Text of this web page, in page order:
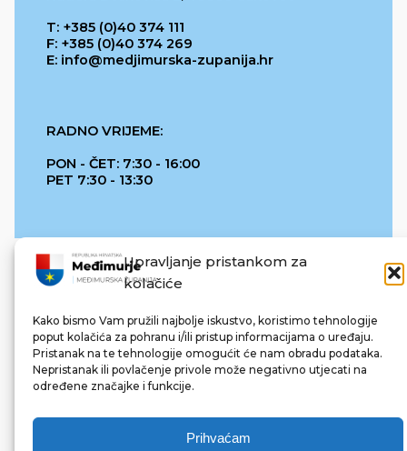
Upravljanje pristankom za
kolačiće
Kako bismo Vam pružili najbolje iskustvo, koristimo tehnologije
poput kolačića za pohranu i/ili pristup informacijama o uređaju.
Pristanak na te tehnologije omogućit će nam obradu podataka.
Nepristanak ili povlačenje privole može negativno utjecati na
određene značajke i funkcije.
Prihvaćam
T: +385 (0)40 374 111
F: +385 (0)40 374 269
E: info@medjimurska-zupanija.hr
RADNO VRIJEME:
PON - ČET: 7:30 - 16:00
PET 7:30 - 13:30
REPUBLIKA HRVATSKA